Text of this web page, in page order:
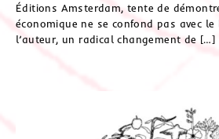
Éditions Amsterdam, tente de
économique ne se confond pas avec le
l’auteur, un radical changement de […]